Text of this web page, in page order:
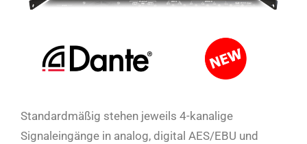
Standardmäßig stehen jeweils 4-kanalige
Signaleingänge in analog, digital AES/EBU und